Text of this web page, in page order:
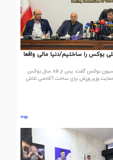
بوکس را ساختیم/دنیا مالی واقعا
رئیس فدراسیون بوکس گفت: رئیس فدراسیون بوکس گفت: پس از ۸۵ سال بوکس
وزیر ورزش برای ساخت آکادمی تلاش
96